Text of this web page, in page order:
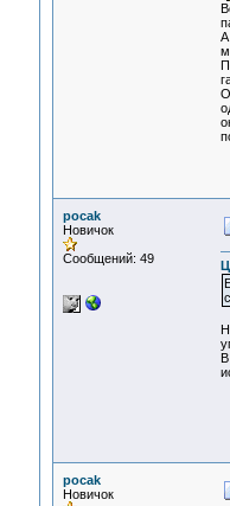
А
pocak
Новичок
Сообщений: 49
pocak
Новичок